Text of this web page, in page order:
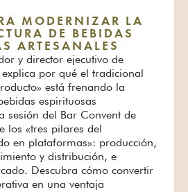
MODERNIZAR LA
DE BEBIDAS
ARTESANALES
y director ejecutivo de
explica por qué el tradicional
está frenando la
espirituosas
sesión del Bar Convent de
los «tres pilares del
en plataformas»: producción,
y distribución, e
Descubra cómo convertir
en una ventaja